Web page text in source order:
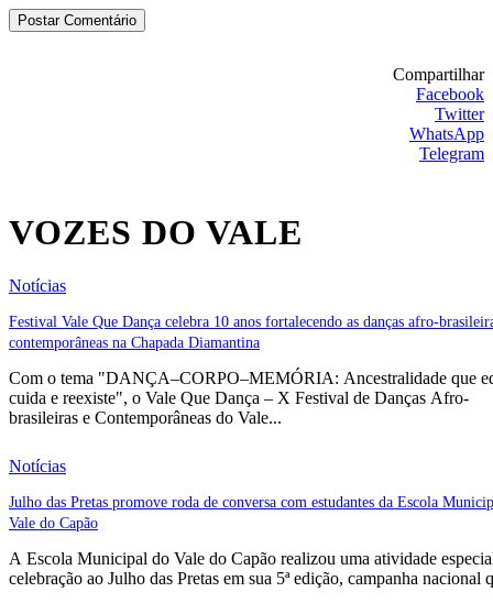
Compartilhar
Facebook
Twitter
WhatsApp
Telegram
VOZES DO VALE
Notícias
Festival Vale Que Dança celebra 10 anos fortalecendo as danças afro-
contemporâneas na Chapada Diamantina
Com o tema "DANÇA–CORPO–MEMÓRIA: Ancestralidade que
cuida e reexiste", o Vale Que Dança – X Festival de Danças Afro-
brasileiras e Contemporâneas do Vale...
Notícias
Julho das Pretas promove roda de conversa com estudantes da Escola
Vale do Capão
A Escola Municipal do Vale do Capão realizou uma atividade
celebração ao Julho das Pretas em sua 5ª edição, campanha nacional